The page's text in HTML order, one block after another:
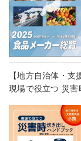
【地方自治体・支
現場で役立つ 災害